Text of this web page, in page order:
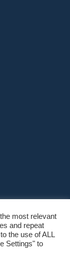
légales| Plan du site
most relevant
and repeat
the use of ALL
Settings" to